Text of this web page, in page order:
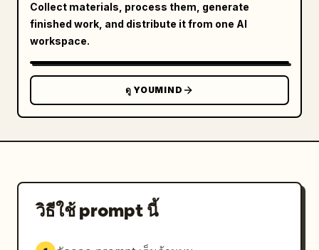
Collect materials, process them, generate
finished work, and distribute it from one AI
workspace.
ดู YOUMIND
วิธีใช้ prompt นี้